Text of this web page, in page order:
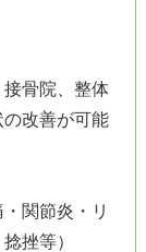
骨院、整体
改善が可能
関節炎・リ
挫等）